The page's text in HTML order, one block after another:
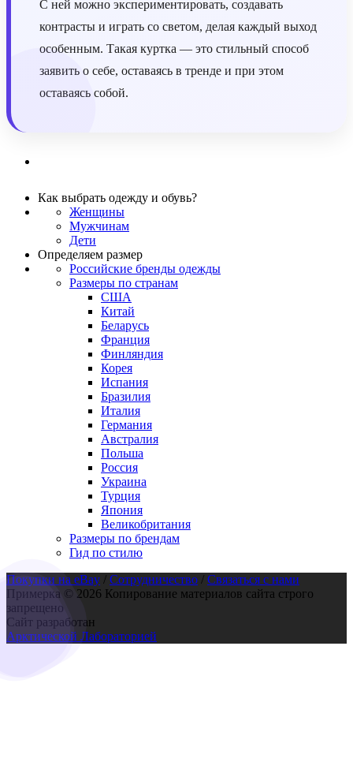
С ней можно экспериментировать, создавать
контрасты и играть со светом, делая каждый выход
особенным. Такая куртка — это стильный способ
заявить о себе, оставаясь в тренде и при этом
оставаясь собой.
Как выбрать одежду и обувь?
Женщины
Мужчинам
Дети
Определяем размер
Российские бренды одежды
Размеры по странам
США
Китай
Беларусь
Франция
Финляндия
Корея
Испания
Бразилия
Италия
Германия
Австралия
Польша
Россия
Украина
Турция
Япония
Великобритания
Размеры по брендам
Гид по стилю
Покупки на eBay / Сотрудничество / Связаться с нами
Примерка © 2026 Копирование материалов сайта строго
запрещено
Сайт разработан
Арктической Лабораторией